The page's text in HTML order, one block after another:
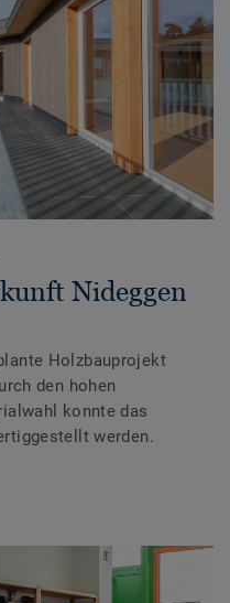
Nideggen
Holzbauprojekt
den hohen
konnte das
werden.